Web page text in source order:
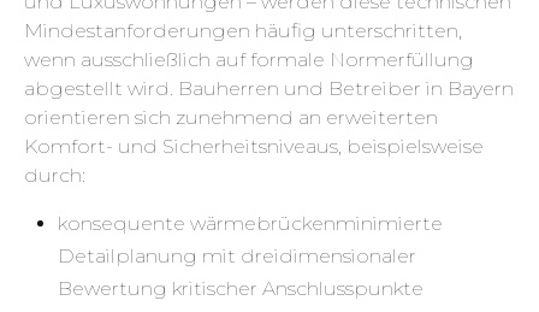
Mindestanforderungen häufig unterschritten,
wenn ausschließlich auf formale Normerfüllung
abgestellt wird. Bauherren und Betreiber in Bayern
orientieren sich zunehmend an erweiterten
Komfort- und Sicherheitsniveaus, beispielsweise
durch:
konsequente wärmebrückenminimierte
Detailplanung mit dreidimensionaler
Bewertung kritischer Anschlusspunkte